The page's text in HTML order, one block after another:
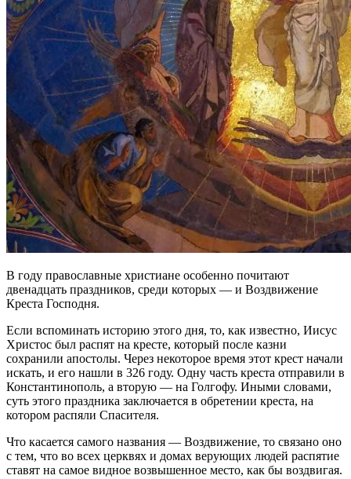
В году православные христиане особенно почитают
двенадцать праздников, среди которых — и Воздвижение
Креста Господня.
Если вспоминать историю этого дня, то, как известно, Иисус
Христос был распят на кресте, который после казни
сохранили апостолы. Через некоторое время этот крест начали
искать, и его нашли в 326 году. Одну часть креста отправили в
Константинополь, а вторую — на Голгофу. Иными словами,
суть этого праздника заключается в обретении креста, на
котором распяли Спасителя.
Что касается самого названия — Воздвижение, то связано оно
с тем, что во всех церквях и домах верующих людей распятие
ставят на самое видное возвышенное место, как бы воздвигая.